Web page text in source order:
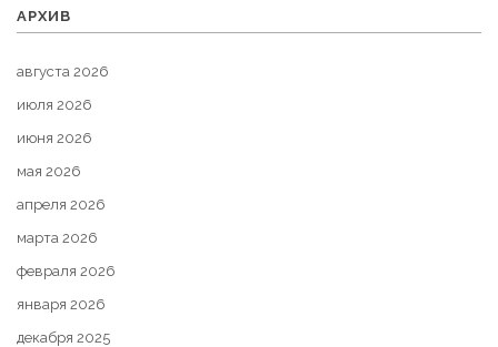
АРХИВ
августа 2026
июля 2026
июня 2026
мая 2026
апреля 2026
марта 2026
февраля 2026
января 2026
декабря 2025